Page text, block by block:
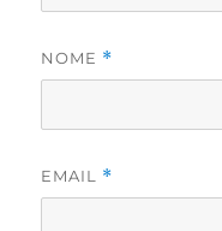
NOME *
EMAIL *